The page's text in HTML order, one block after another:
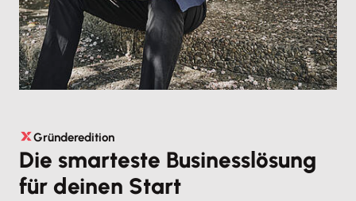
Gründeredition
Die smarteste Businesslösung
für deinen Start